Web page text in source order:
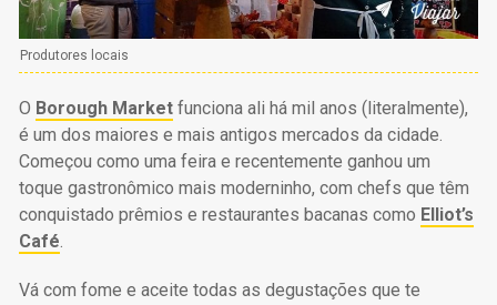
Produtores locais
O Borough Marketfunciona ali há mil anos (literalmente),
é um dos maiores e mais antigos mercados da cidade.
Começou como uma feira e recentemente ganhou um
toque gastronômico mais moderninho, com chefs que têm
conquistado prêmios e restaurantes bacanas como Elliot’s
Café.
Vá com fome e aceite todas as degustações que te